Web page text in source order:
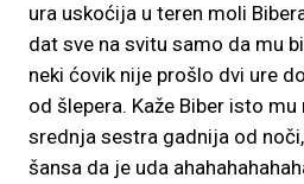
ura uskoćija u teren moli
dat sve na svitu samo da mu
neki ćovik nije prošlo dvi ure
od šlepera. Kaže Biber isto
srednja sestra gadnija od
šansa da je uda